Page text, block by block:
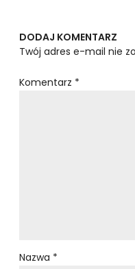
DODAJ KOMENTARZ
Twój adres e-mail nie
Komentarz *
Nazwa *